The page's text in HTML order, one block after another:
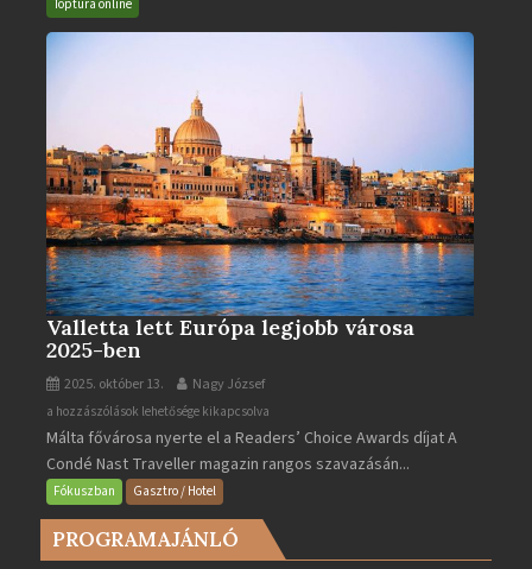
Toptúra online
Valletta lett Európa legjobb városa
2025-ben
2025. október 13. Nagy József
Valletta
lett
Európa
legjobb
2025-
a hozzászólások lehetősége kikapcsolva
Málta fővárosa nyerte el a Readers’ Choice Awards díjat A
Condé Nast Traveller magazin rangos szavazásán...
Fókuszban Gasztro / Hotel
PROGRAMAJÁNLÓ